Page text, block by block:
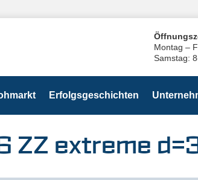
Montag –
Samstag:
Erfolgsgeschichten
ZZ extreme